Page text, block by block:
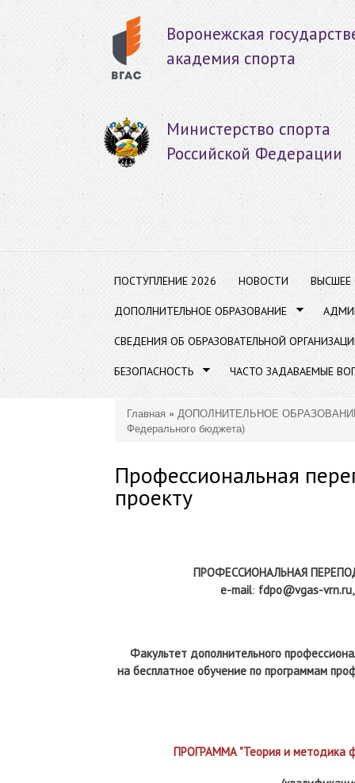
Воронежская
академия спорта
Министерство спорта
Российской Федерации
ПОСТУПЛЕНИЕ 2026 НОВОСТИ ВЫСШЕЕ
ДОПОЛНИТЕЛЬНОЕ ОБРАЗОВАНИЕ
СВЕДЕНИЯ ОБ ОБРАЗОВАТЕЛЬНОЙ
БЕЗОПАСНОСТЬ ЧАСТО ЗАДАВАЕМЫЕ
Вы здесь
Главная » ДОПОЛНИТЕЛЬНОЕ
Федерального бюджета)
Профессиональная
проекту
ПРОФЕССИОНАЛЬНАЯ
e-mail: fdpo@vgas-
Факультет дополнительного
на бесплатное обучение по программам
ПРОГРАММА "Теория и методика